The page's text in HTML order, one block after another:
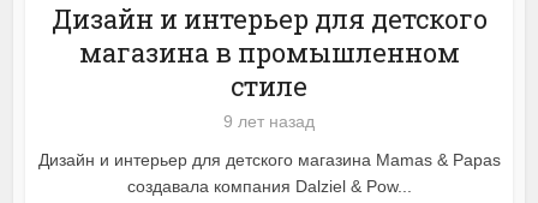
Дизайн и интерьер для детского
магазина в промышленном
стиле
9 лет назад
Дизайн и интерьер для детского магазина Mamas & Papas
создавала компания Dalziel & Pow...